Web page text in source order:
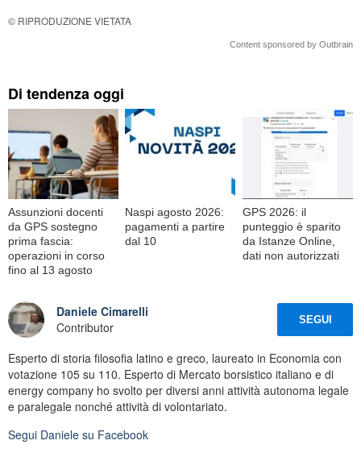
© RIPRODUZIONE VIETATA
Content sponsored by Outbrain
Di tendenza oggi
Assunzioni docenti
da GPS sostegno
prima fascia:
operazioni in corso
fino al 13 agosto
Naspi agosto 2026:
pagamenti a partire
dal 10
GPS 2026: il
punteggio è sparito
da Istanze Online,
dati non autorizzati
Daniele Cimarelli
Contributor
SEGUI
Esperto di storia filosofia latino e greco, laureato in Economia con
votazione 105 su 110. Esperto di Mercato borsistico italiano e di
energy company ho svolto per diversi anni attività autonoma legale
e paralegale nonché attività di volontariato.
Segui Daniele su Facebook